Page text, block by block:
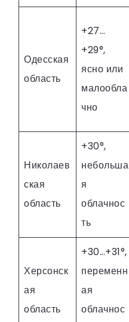
Одесская
область
+27…
+29°,
ясно или
малообла
чно
Николаев
ская
область
+30°,
небольша
я
облачнос
ть
Херсонск
ая
область
+30…+31°,
переменн
ая
облачнос